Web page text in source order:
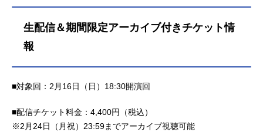
生配信＆期間限定アーカイブ付きチケット情
報
■対象回：2月16日（日）18:30開演回
■配信チケット料金：4,400円（税込）
※2月24日（月祝）23:59までアーカイブ視聴可能